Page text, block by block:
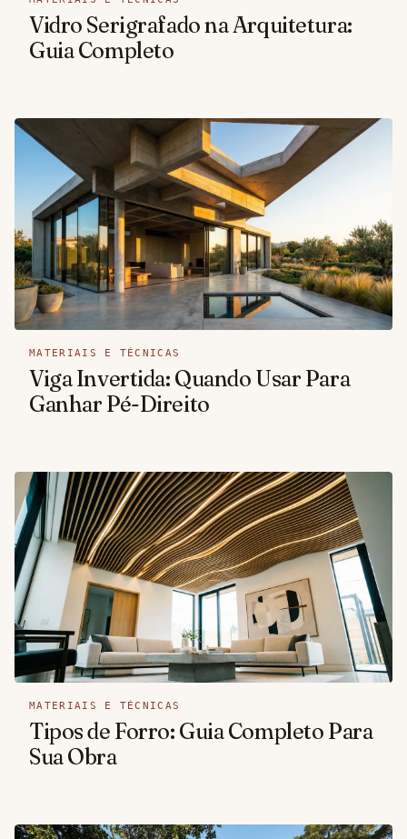
Vidro Serigrafado na Arquitetura:
Guia Completo
MATERIAIS E TÉCNICAS
Viga Invertida: Quando Usar Para
Ganhar Pé-Direito
MATERIAIS E TÉCNICAS
Tipos de Forro: Guia Completo Para
Sua Obra